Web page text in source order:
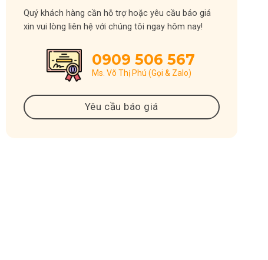
Quý khách hàng cần hỗ trợ hoặc yêu cầu báo giá
xin vui lòng liên hệ với chúng tôi ngay hôm nay!
0909 506 567
Ms. Võ Thị Phú (Gọi & Zalo)
Yêu cầu báo giá